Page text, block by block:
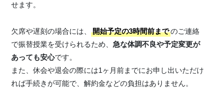
せます。
欠席や遅刻の場合には、 開始予定の3時間前までのご連絡
で振替授業を受けられるため、 急な体調不良や予定変更が
あっても安心です。
また、休会や退会の際には1ヶ月前までにお申し出いただけ
れば手続きが可能で、解約金などの負担はありません。